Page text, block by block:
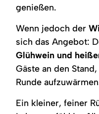
genießen.
Wenn jedoch der
sich das Angebot:
Glühwein und
Gäste an den
Runde
Ein kleiner, feiner